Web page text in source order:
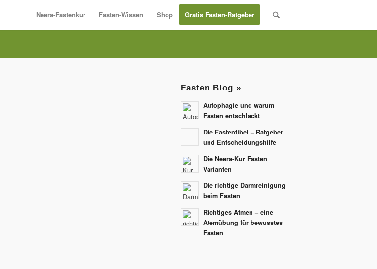
Neera-Fastenkur Fasten-Wissen Shop Gratis Fasten-Ratgeber
Fasten Blog »
Autophagie und warum
Fasten entschlackt
Die Fastenfibel – Ratgeber
und Entscheidungshilfe
Die Neera-Kur Fasten
Varianten
Die richtige Darmreinigung
beim Fasten
Richtiges Atmen – eine
Atemübung für bewusstes
Fasten